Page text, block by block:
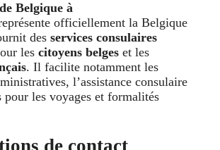
Belgique à
officiellement la Belgique
des services consulaires
les citoyens belges et les
. Il facilite notamment les
l’assistance consulaire
pour les voyages et formalités
de contact